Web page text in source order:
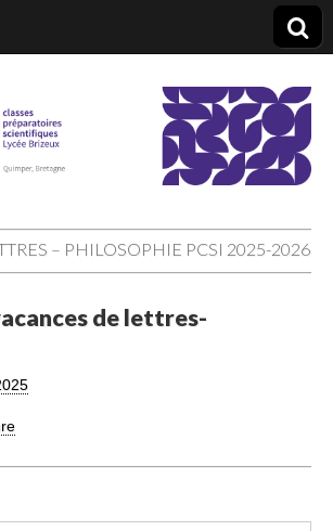
Brizeux
– PHILOSOPHIE PCSI 2025-2026
de lettres-